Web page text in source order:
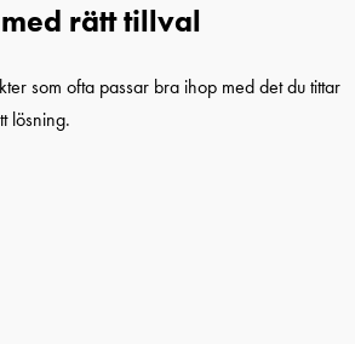
rätt tillval
som ofta passar bra ihop med det du tittar
lösning.